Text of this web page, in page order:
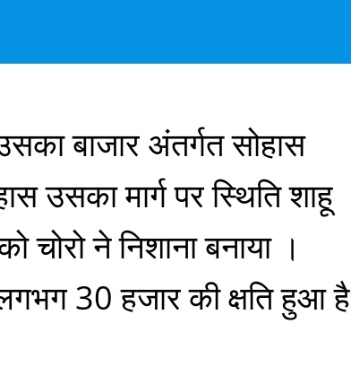
बाजार अंतर्गत सोहास
उसका मार्ग पर स्थिति शाहू
चोरो ने निशाना बनाया ।
30 हजार की क्षति हुआ है